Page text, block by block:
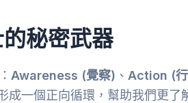
秘密武器
Awareness (覺察) 、 Action (
成一個正向循環，幫助我們更了